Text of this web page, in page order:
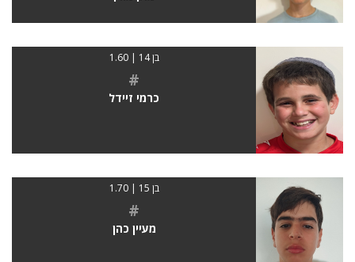
בן 14 | 1.60
#
כרמי זיידל
בן 15 | 1.70
#
מעיין כהן